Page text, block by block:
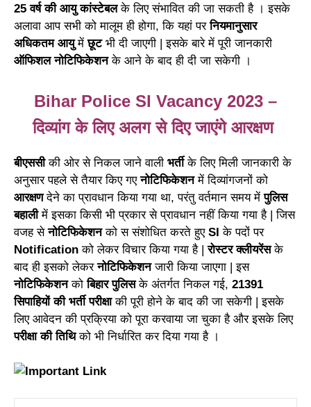
25 वर्ष की आयु कांस्टेबलके लिए संभावित की जा सकती है । इसके
अलावा आप सभी को मालूम ही होगा, कि यहां परनियमानुसार
अधिकतम आयुमेंछूट भी दी जाएगी | इसके बारे में पूरी जानकारी
ऑफिशल नोटिफिकेशनके आने के बाद ही दी जा सकेगी ।
Bihar Police SI Vacancy 2023 –
दिव्यांग के लिए अलग से दिए जाएंगे आरक्षण
बीएससीकी ओर से निकल जाने वाली भर्तीके लिए मिली जानकारी के
अनुसार पहले से तैयार किए गएनोटिफिकेशनमें दिव्यांगजनों को
आरक्षणदेने का प्रावधान किया गया था, परंतु वर्तमान समय मेंपुलिस
बहालीमें इसका किसी भी प्रकार से प्रावधान नहीं किया गया है | जिस
वजह सेनोटिफिकेशनको स संशोधित करते हुए SIके पदों पर
Notification को लेकर विचार किया गया है |रोस्टर क्लीयरेंसके
बाद ही इसको लेकरनोटिफिकेशनजारी किया जाएगा | इस
नोटिफिकेशनकोबिहार पुलिसके अंतर्गत निकल गई, 21391
सिपाहियों की भर्ती परीक्षाकी पूरी होने के बाद की जा सकेगी | इसके
लिए आवेदन की प्रक्रिया को पूरा करवाया जा चुका है और इसके लिए
परीक्षा की तिथिको भी निर्धारित कर दिया गया है ।